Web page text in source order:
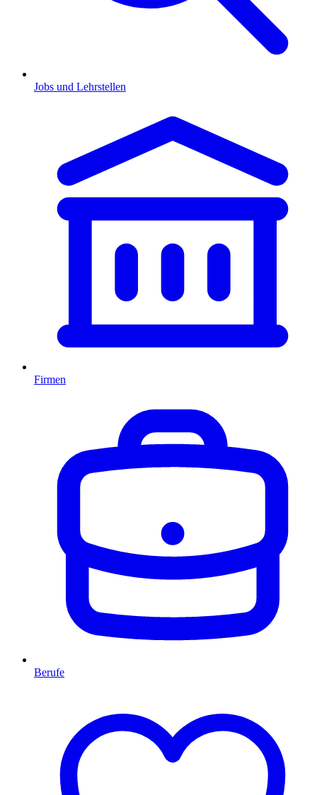
Jobs und Lehrstellen
Firmen
Berufe